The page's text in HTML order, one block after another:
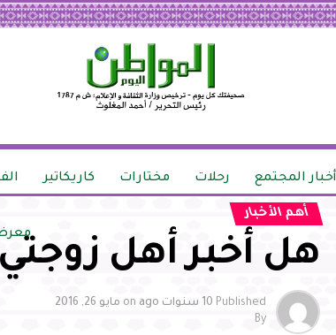
أخبار المجتمع رحلات مختارات كاريكاتير
أهم الأخبار
هل أخبر أهل
Published 10 سنوات ago on مايو 26, 2016
By